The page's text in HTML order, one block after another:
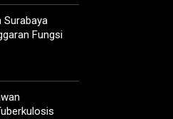
Surabaya
Fungsi